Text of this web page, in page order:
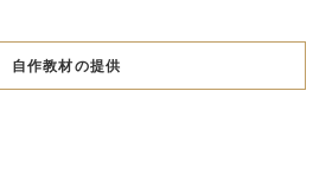
自作教材の提供